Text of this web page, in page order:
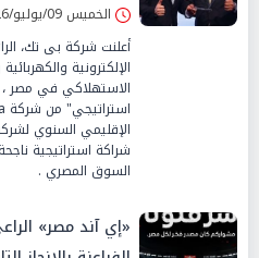
الخميس 09/يوليو/2026 - 01:46 ص
أعلنت شركة بى تك،
الإلكترونية
الاستهلاكي في مصر
شراكة استراتيجية
السوق المصري .
«إي آند مصر»